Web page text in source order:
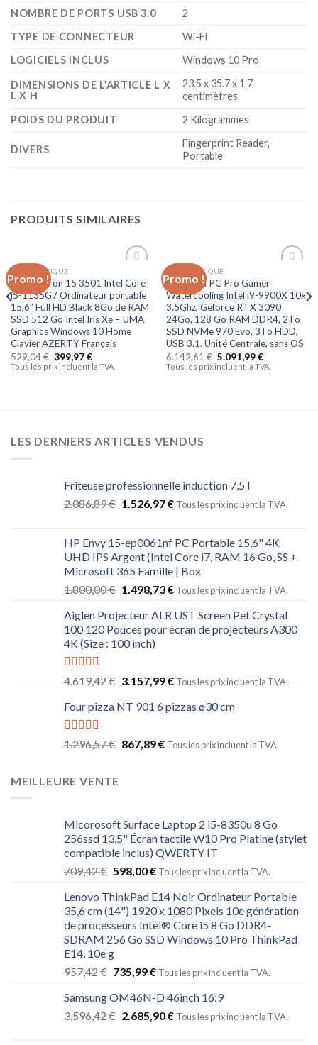
NOMBRE DE PORTS USB 3.0
‎2
TYPE DE CONNECTEUR
‎Wi-Fi
LOGICIELS INCLUS
‎Windows 10 Pro
DIMENSIONS DE L’ARTICLE L X
L X H
‎23.5 x 35.7 x 1.7
centimètres
POIDS DU PRODUIT
‎2 Kilogrammes
DIVERS
‎Fingerprint Reader,
Portable
PRODUITS SIMILAIRES
Promo !
à la liste
d’envies
INFORMATIQUE
Dell Inspiron 15 3501 Intel Core
i5-1135G7 Ordinateur portable
15,6” Full HD Black 8Go de RAM
SSD 512 Go Intel Iris Xe – UMA
Graphics Windows 10 Home
Clavier AZERTY Français
529,04€ 399,97€
Tous les prix incluent la TVA.
Promo !
d’envies
INFORMATIQUE
Sedatech PC Pro Gamer
Watercooling Intel i9-9900X 10x
3.5Ghz, Geforce RTX 3090
24Go, 128 Go RAM DDR4, 2To
SSD NVMe 970 Evo, 3To HDD,
USB 3.1. Unité Centrale, sans OS
6.142,61€ 5.091,99€
Tous les prix incluent la TVA.
LES DERNIERS ARTICLES VENDUS
Friteuse professionnelle induction 7,5 l
2.086,89€ 1.526,97€ Tous les prix incluent la TVA.
HP Envy 15-ep0061nf PC Portable 15,6" 4K
UHD IPS Argent (Intel Core i7, RAM 16 Go, SS +
Microsoft 365 Famille | Box
1.800,00€ 1.498,73€ Tous les prix incluent la TVA.
Aiglen Projecteur ALR UST Screen Pet Crystal
100 120 Pouces pour écran de projecteurs A300
4K (Size : 100 inch)
Note5.00
4.619,42€ 3.157,99€ Tous les prix incluent la TVA.
Four pizza NT 901 6 pizzas ø30 cm
Note5.00
1.296,57€ 867,89€ Tous les prix incluent la TVA.
MEILLEURE VENTE
Micorosoft Surface Laptop 2 i5-8350u 8 Go
256ssd 13,5" Écran tactile W10 Pro Platine (stylet
compatible inclus) QWERTY IT
709,42€ 598,00€ Tous les prix incluent la TVA.
Lenovo ThinkPad E14 Noir Ordinateur Portable
35,6 cm (14") 1920 x 1080 Pixels 10e génération
de processeurs Intel® Core i5 8 Go DDR4-
SDRAM 256 Go SSD Windows 10 Pro ThinkPad
E14, 10e g
957,42€ 735,99€ Tous les prix incluent la TVA.
Samsung OM46N-D 46inch 16:9
3.596,42€ 2.685,90€ Tous les prix incluent la TVA.